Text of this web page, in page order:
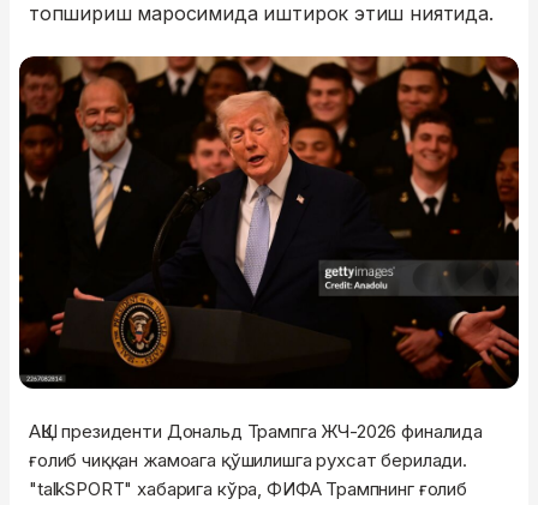
топшириш маросимида иштирок этиш ниятида.
АҚШ президенти Дональд Трампга ЖЧ-2026 финалида
ғолиб чиққан жамоага қўшилишга рухсат берилади.
"talkSPORT" хабарига кўра, ФИФА Трампнинг ғолиб